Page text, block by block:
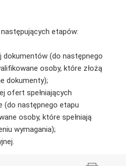
etapów:
dokumentów (do następnego
osoby, które złożą
dokumenty);
ofert spełniających
(do następnego etapu
osoby, które spełniają
wymagania);